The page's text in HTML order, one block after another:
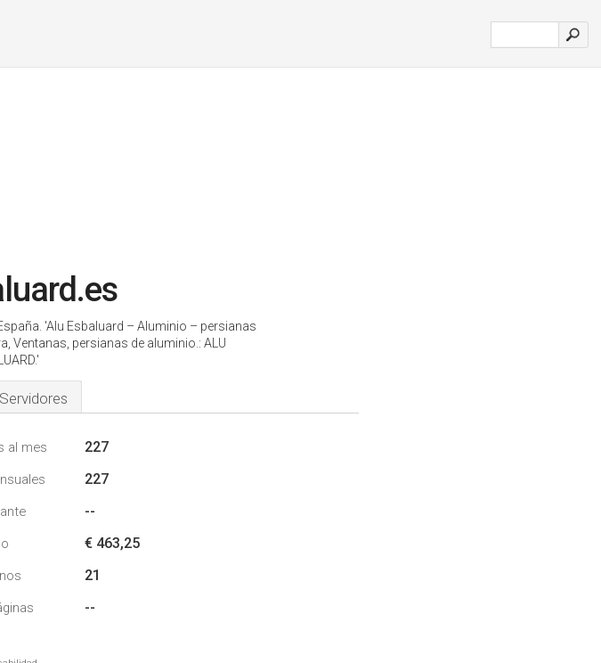
'Alu Esbaluard – Aluminio – persianas
Ventanas, persianas de aluminio.: ALU
Servidores
al mes 227
227
--
€ 463,25
21
--